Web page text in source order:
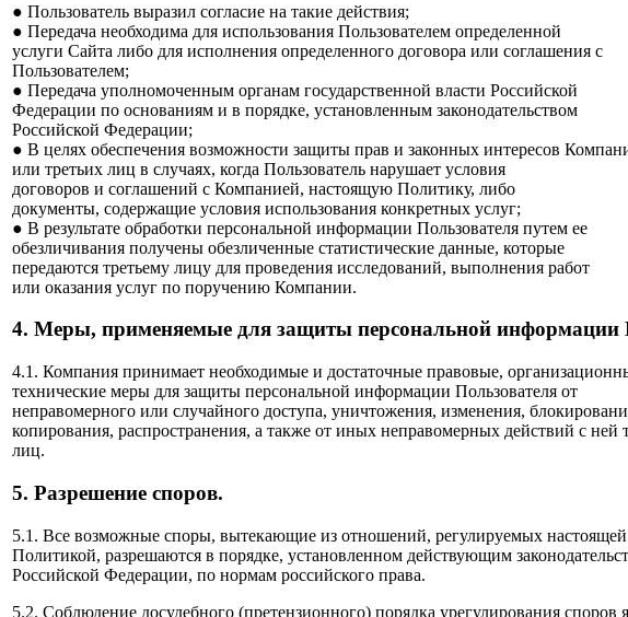
● Пользователь выразил согласие на такие действия;
● Передача необходима для использования Пользователем определенной
услуги Сайта либо для исполнения определенного договора или соглашения с
Пользователем;
● Передача уполномоченным органам государственной власти Российской
Федерации по основаниям и в порядке, установленным законодательством
Российской Федерации;
● В целях обеспечения возможности защиты прав и законных интересов
или третьих лиц в случаях, когда Пользователь нарушает условия
договоров и соглашений с Компанией, настоящую Политику, либо
документы, содержащие условия использования конкретных услуг;
● В результате обработки персональной информации Пользователя путем ее
обезличивания получены обезличенные статистические данные, которые
передаются третьему лицу для проведения исследований, выполнения работ
или оказания услуг по поручению Компании.
4. Меры, применяемые для защиты персональной информации
4.1. Компания принимает необходимые и достаточные правовые,
технические меры для защиты персональной информации Пользователя от
неправомерного или случайного доступа, уничтожения, изменения,
копирования, распространения, а также от иных неправомерных действий с ней
лиц.
5. Разрешение споров.
5.1. Все возможные споры, вытекающие из отношений, регулируемых настоящей
Политикой, разрешаются в порядке, установленном действующим
Российской Федерации, по нормам российского права.
5.2. Соблюдение досудебного (претензионного) порядка урегулирования споров